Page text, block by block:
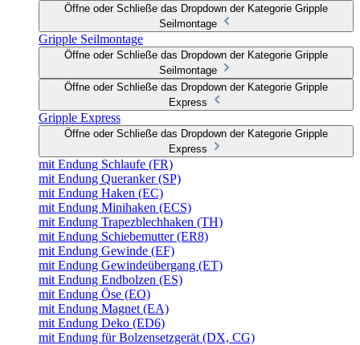
Öffne oder Schließe das Dropdown der Kategorie Gripple
Seilmontage
Gripple Seilmontage
Öffne oder Schließe das Dropdown der Kategorie Gripple
Seilmontage
Öffne oder Schließe das Dropdown der Kategorie Gripple
Express
Gripple Express
Öffne oder Schließe das Dropdown der Kategorie Gripple
Express
mit Endung Schlaufe (FR)
mit Endung Queranker (SP)
mit Endung Haken (EC)
mit Endung Minihaken (ECS)
mit Endung Trapezblechhaken (TH)
mit Endung Schiebemutter (ER8)
mit Endung Gewinde (EF)
mit Endung Gewindeübergang (ET)
mit Endung Endbolzen (ES)
mit Endung Öse (EO)
mit Endung Magnet (EA)
mit Endung Deko (ED6)
mit Endung für Bolzensetzgerät (DX, CG)